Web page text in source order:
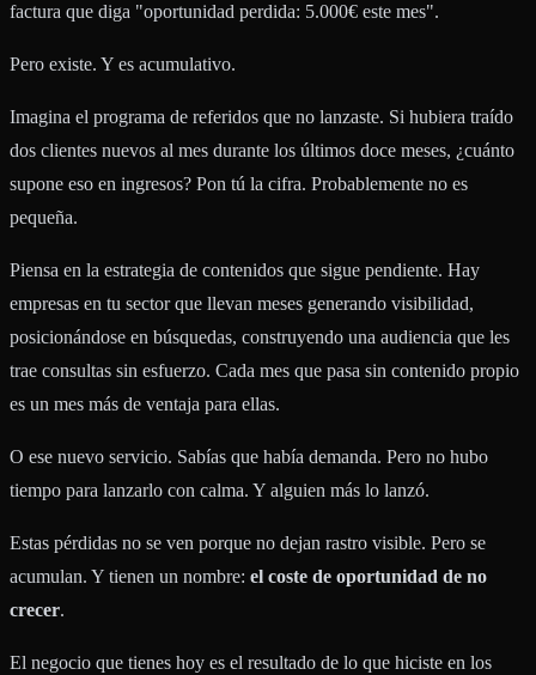
factura que diga "oportunidad perdida: 5.000€ este mes".
Pero existe. Y es acumulativo.
Imagina el programa de referidos que no lanzaste. Si hubiera traído
dos clientes nuevos al mes durante los últimos doce meses, ¿cuánto
supone eso en ingresos? Pon tú la cifra. Probablemente no es
pequeña.
Piensa en la estrategia de contenidos que sigue pendiente. Hay
empresas en tu sector que llevan meses generando visibilidad,
posicionándose en búsquedas, construyendo una audiencia que les
trae consultas sin esfuerzo. Cada mes que pasa sin contenido propio
es un mes más de ventaja para ellas.
O ese nuevo servicio. Sabías que había demanda. Pero no hubo
tiempo para lanzarlo con calma. Y alguien más lo lanzó.
Estas pérdidas no se ven porque no dejan rastro visible. Pero se
acumulan. Y tienen un nombre: el coste de oportunidad de no
crecer.
El negocio que tienes hoy es el resultado de lo que hiciste en los